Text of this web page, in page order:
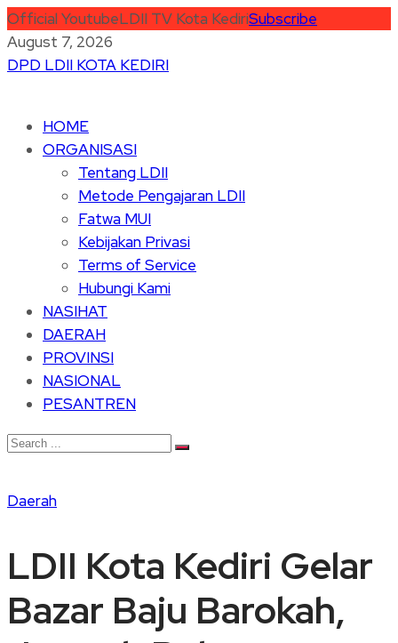
Official YoutubeLDII TV Kota KediriSubscribe
August 7, 2026
DPD LDII KOTA KEDIRI
HOME
ORGANISASI
Tentang LDII
Metode Pengajaran LDII
Fatwa MUI
Kebijakan Privasi
Terms of Service
Hubungi Kami
NASIHAT
DAERAH
PROVINSI
NASIONAL
PESANTREN
Daerah
LDII Kota Kediri Gelar
Bazar Baju Barokah,